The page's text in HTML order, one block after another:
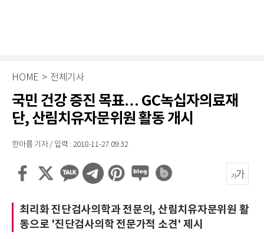
HOME > 전체기사
국민 건강 증진 목표… GC녹십자의료재
단, 산림치유자문위원 활동 개시
한아름 기자 / 입력 : 2018-11-27 09:32
최리화 진단검사의학과 전문의, 산림치유자문위원 활
동으로 '진단검사의학 전문가적 소견' 제시